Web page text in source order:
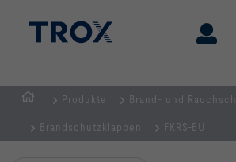
Produkte Brand- und
Brandschutzklappen FKRS-EU